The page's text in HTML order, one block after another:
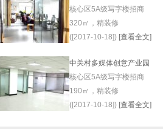
核心区5A级写字楼招商
320㎡，精装修
([2017-10-18]) [查看全文]
中关村多媒体创意产业园
核心区5A级写字楼招商
190㎡，精装修
([2017-10-18]) [查看全文]